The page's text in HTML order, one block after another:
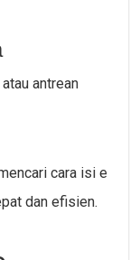
antrean
cara isi e
dan efisien.